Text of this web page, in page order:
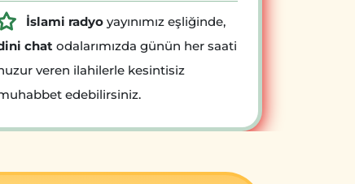
İslami radyo yayınımız eşliğinde,
chat odalarımızda günün her saati
veren ilahilerle kesintisiz
edebilirsiniz.